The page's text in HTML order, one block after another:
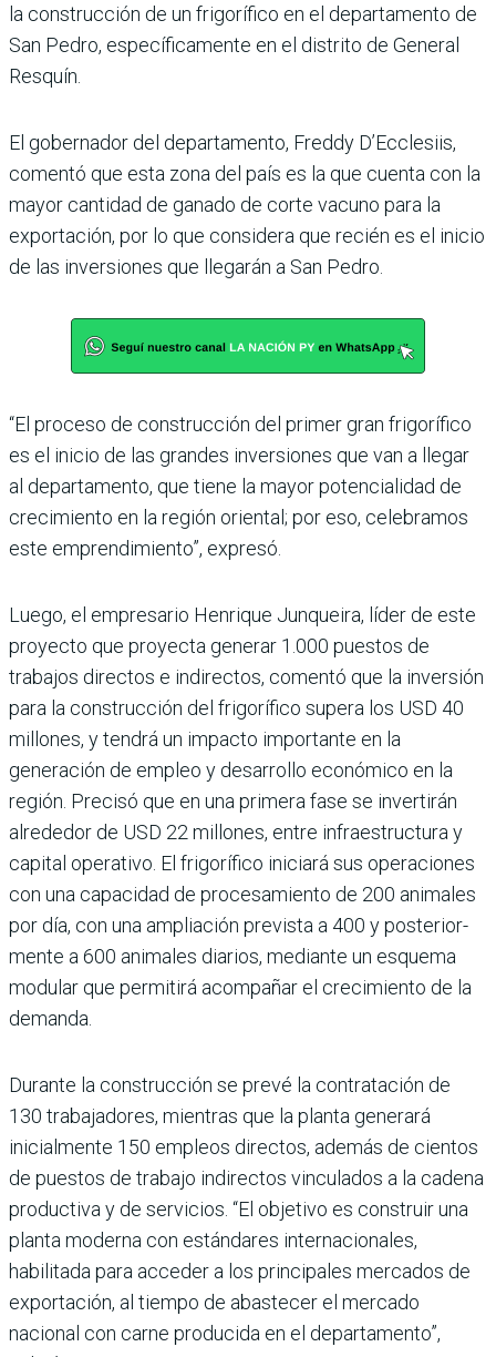
la construcción de un frigorífico en el departa­mento de
San Pedro, espe­cíficamente en el distrito de General
Resquín.
El gobernador del departa­mento, Freddy D’Ecclesiis,
comentó que esta zona del país es la que cuenta con la
mayor cantidad de ganado de corte vacuno para la
expor­tación, por lo que considera que recién es el inicio
de las inversiones que llegarán a San Pedro.
“El proceso de construcción del primer gran frigorífico
es el inicio de las grandes inversiones que van a llegar
al departamento, que tiene la mayor potencialidad de
cre­cimiento en la región orien­tal; por eso, celebramos
este emprendimiento”, expresó.
Luego, el empresario Hen­rique Junqueira, líder de este
proyecto que proyecta generar 1.000 puestos de
trabajos directos e indirec­tos, comentó que la inver­sión
para la construcción del frigorífico supera los USD 40
millones, y tendrá un impacto importante en la
generación de empleo y desarrollo económico en la
región. Precisó que en una primera fase se invertirán
alrededor de USD 22 millo­nes, entre infraestructura y
capital operativo. El frigorífico iniciará sus operaciones
con una capacidad de proce­samiento de 200 animales
por día, con una ampliación prevista a 400 y posterior­
mente a 600 animales diarios, mediante un esquema
modu­lar que permitirá acompañar el crecimiento de la
demanda.
Durante la construcción se prevé la contratación de
130 trabajadores, mientras que la planta generará
inicialmente 150 empleos directos, ade­más de cientos
de puestos de trabajo indirectos vin­culados a la cadena
produc­tiva y de servicios. “El obje­tivo es construir una
planta moderna con estándares internacionales,
habilitada para acceder a los principales mercados de
exportación, al tiempo de abastecer el mer­cado
nacional con carne pro­ducida en el departamento”,